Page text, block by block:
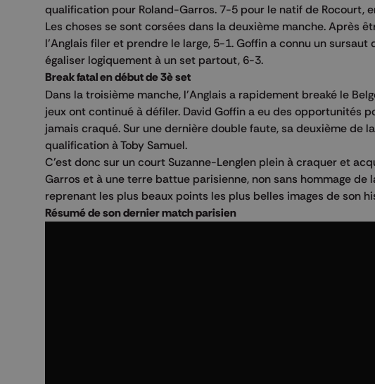
qualification pour Roland-Garros. 7-5 pour le natif de Rocourt,
Les choses se sont corsées dans la deuxième manche. Après
l'Anglais filer et prendre le large, 5-1. Goffin a connu un
égaliser logiquement à un set partout, 6-3.
Break fatal en début de 3è set
Dans la troisième manche, l'Anglais a rapidement breaké le
jeux ont continué à défiler. David Goffin a eu des opportunités
jamais craqué. Sur une dernière double faute, sa deuxième de
qualification à Toby Samuel.
C'est donc sur un court Suzanne-Lenglen plein à craquer et
Garros et à une terre battue parisienne, non sans hommage
reprenant les plus beaux points les plus belles images de son
Résumé de son dernier match parisien